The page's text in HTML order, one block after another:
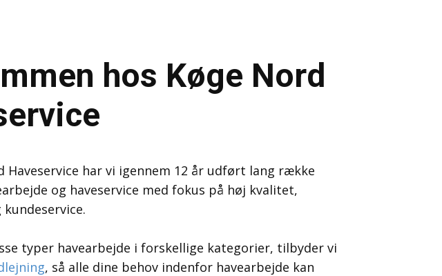
hos Køge Nord
Haveservice har vi igennem 12 år udført lang række
og haveservice med fokus på høj kvalitet,
typer havearbejde i forskellige kategorier, tilbyder vi
, så alle dine behov indenfor havearbejde kan